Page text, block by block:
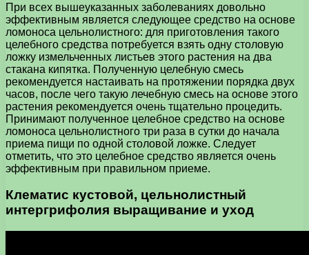
При всех вышеуказанных заболеваниях довольно
эффективным является следующее средство на основе
ломоноса цельнолистного: для приготовления такого
целебного средства потребуется взять одну столовую
ложку измельченных листьев этого растения на два
стакана кипятка. Полученную целебную смесь
рекомендуется настаивать на протяжении порядка двух
часов, после чего такую лечебную смесь на основе этого
растения рекомендуется очень тщательно процедить.
Принимают полученное целебное средство на основе
ломоноса цельнолистного три раза в сутки до начала
приема пищи по одной столовой ложке. Следует
отметить, что это целебное средство является очень
эффективным при правильном приеме.
Клематис кустовой, цельнолистный
интергрифолия выращивание и уход